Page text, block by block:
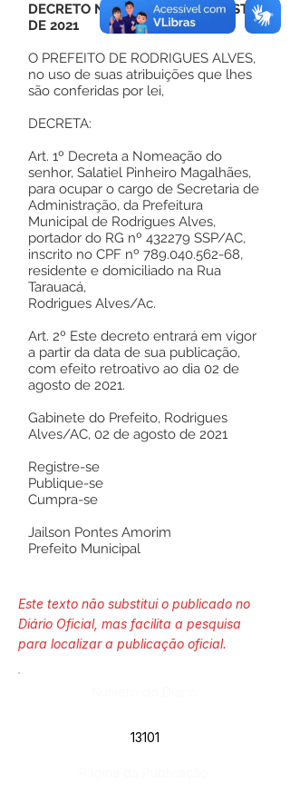
DECRETO Nº 121, DE 02 DE AGOSTO
DE 2021
O PREFEITO DE RODRIGUES ALVES,
no uso de suas atribuições que lhes
são conferidas por lei,
DECRETA:
Art. 1º Decreta a Nomeação do
senhor, Salatiel Pinheiro Magalhães,
para ocupar o cargo de Secretaria de
Administração, da Prefeitura
Municipal de Rodrigues Alves,
portador do RG nº 432279 SSP/AC,
inscrito no CPF nº 789.040.562-68,
residente e domiciliado na Rua
Tarauacá,
Rodrigues Alves/Ac.
Art. 2º Este decreto entrará em vigor
a partir da data de sua publicação,
com efeito retroativo ao dia 02 de
agosto de 2021.
Gabinete do Prefeito, Rodrigues
Alves/AC, 02 de agosto de 2021
Registre-se
Publique-se
Cumpra-se
Jailson Pontes Amorim
Prefeito Municipal
Este texto não substitui o publicado no
Diário Oficial, mas facilita a pesquisa
para localizar a publicação oficial.
13101